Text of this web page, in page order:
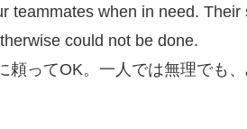
teammates when in need. Their
could not be done.
頼ってOK。一人では無理でも